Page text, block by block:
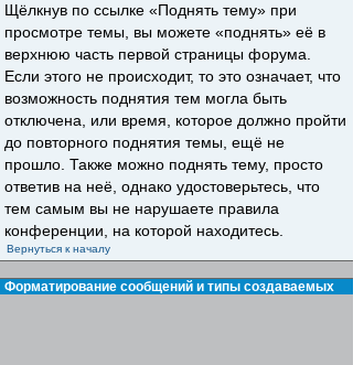
Щёлкнув по ссылке «Поднять тему» при
просмотре темы, вы можете «поднять» её в
верхнюю часть первой страницы форума.
Если этого не происходит, то это означает, что
возможность поднятия тем могла быть
отключена, или время, которое должно пройти
до повторного поднятия темы, ещё не
прошло. Также можно поднять тему, просто
ответив на неё, однако удостоверьтесь, что
тем самым вы не нарушаете правила
конференции, на которой находитесь.
Вернуться к началу
Форматирование сообщений и типы создаваемых